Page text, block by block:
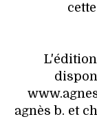
agnès b. et